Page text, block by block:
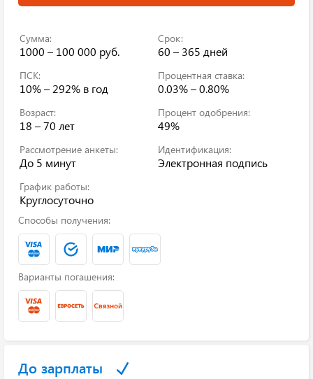
Сумма:
1000 – 100 000 руб.
Срок:
60 – 365 дней
ПСК:
10% – 292% в год
Процентная ставка:
0.03% – 0.80%
Возраст:
18 – 70 лет
Процент одобрения:
49%
Рассмотрение анкеты:
До 5 минут
Идентификация:
Электронная подпись
График работы:
Круглосуточно
Способы получения:
Варианты погашения:
До зарплаты